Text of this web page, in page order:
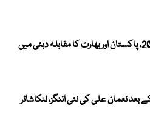
ویمنز ایشیا کپ 2026، پاکستان اور بھارت کا مقابلہ دبئی میں
نعمان علی کی نئی اننگز، لنکاشائر